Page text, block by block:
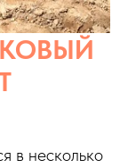
в несколько